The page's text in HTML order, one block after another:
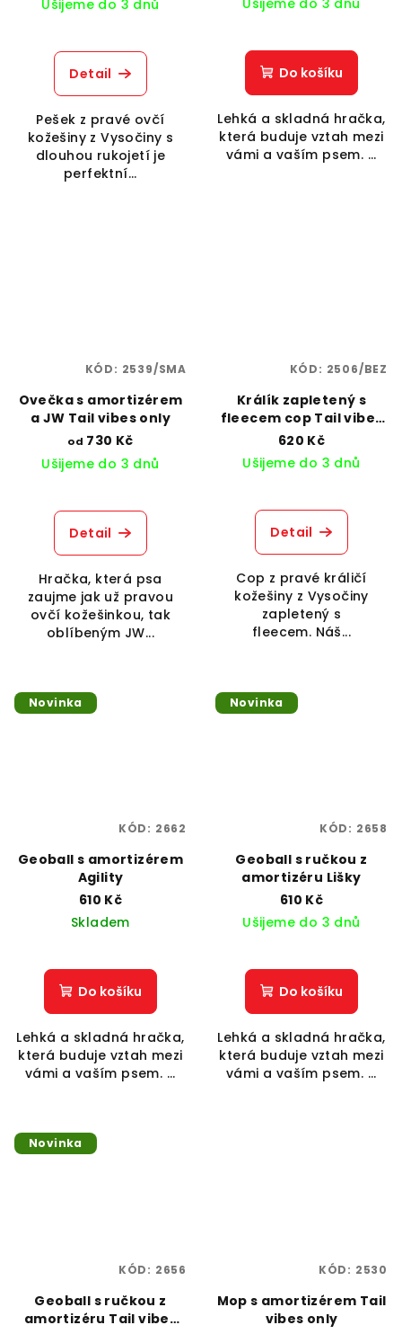
Ušijeme do 3 dnů
Detail
Pešek z pravé ovčí
kožešiny z Vysočiny s
dlouhou rukojetí je
perfektní...
Do košíku
Lehká a skladná hračka,
která buduje vztah mezi
vámi a vaším psem. ...
Ovečka s amortizérem
a JW Tail vibes only
od 730 Kč
Ušijeme do 3 dnů
Detail
Hračka, která psa
zaujme jak už pravou
ovčí kožešinkou, tak
oblíbeným JW...
KÓD: 2539/SMA
Králík zapletený s
fleecem cop Tail vibes
only
620 Kč
Ušijeme do 3 dnů
Detail
Cop z pravé králičí
kožešiny z Vysočiny
zapletený s
fleecem. Náš...
KÓD: 2506/BEZ
Novinka
Geoball s amortizérem
Agility
610 Kč
Skladem
Do košíku
Lehká a skladná hračka,
která buduje vztah mezi
vámi a vaším psem. ...
KÓD: 2662
Novinka
Geoball s ručkou z
amortizéru Lišky
610 Kč
Ušijeme do 3 dnů
Do košíku
Lehká a skladná hračka,
která buduje vztah mezi
vámi a vaším psem. ...
KÓD: 2658
Novinka
Geoball s ručkou z
amortizéru Tail vibes
KÓD: 2656
Mop s amortizérem Tail
vibes only
KÓD: 2530